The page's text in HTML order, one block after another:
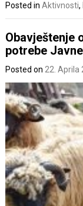
Posted inAktivnosti,
Obavještenje
potrebe
Posted on 22. Aprila